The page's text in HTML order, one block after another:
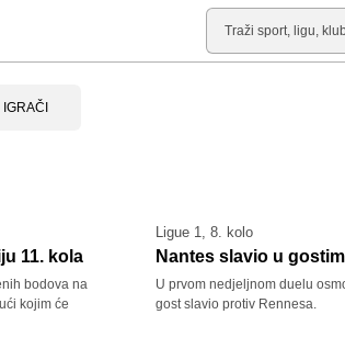
Pretraga
IGRAČI
11. kola
bodova na
kojim će
Ligue 1, 8. kolo
Nantes slavio u
U prvom nedjeljnom duelu
gost slavio protiv Rennesa.